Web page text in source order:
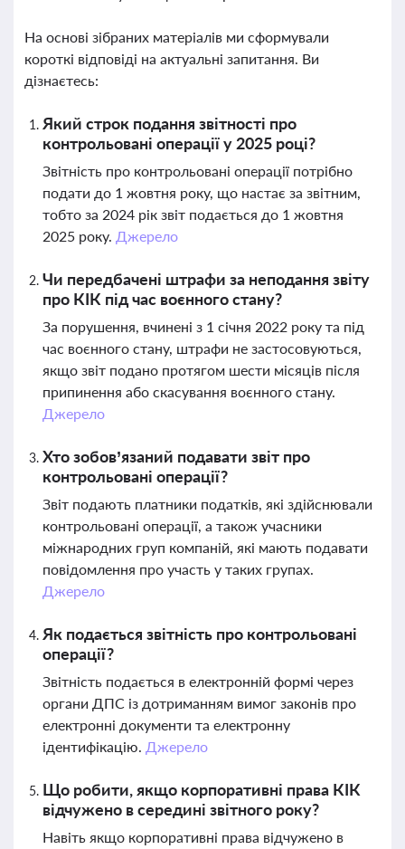
На основі зібраних матеріалів ми сформували
короткі відповіді на актуальні запитання. Ви
дізнаєтесь:
Який строк подання звітності про
контрольовані операції у 2025 році?
Звітність про контрольовані операції потрібно
подати до 1 жовтня року, що настає за звітним,
тобто за 2024 рік звіт подається до 1 жовтня
2025 року. Джерело
Чи передбачені штрафи за неподання звіту
про КІК під час воєнного стану?
За порушення, вчинені з 1 січня 2022 року та під
час воєнного стану, штрафи не застосовуються,
якщо звіт подано протягом шести місяців після
припинення або скасування воєнного стану.
Джерело
Хто зобов’язаний подавати звіт про
контрольовані операції?
Звіт подають платники податків, які здійснювали
контрольовані операції, а також учасники
міжнародних груп компаній, які мають подавати
повідомлення про участь у таких групах.
Джерело
Як подається звітність про контрольовані
операції?
Звітність подається в електронній формі через
органи ДПС із дотриманням вимог законів про
електронні документи та електронну
ідентифікацію. Джерело
Що робити, якщо корпоративні права КІК
відчужено в середині звітного року?
Навіть якщо корпоративні права відчужено в